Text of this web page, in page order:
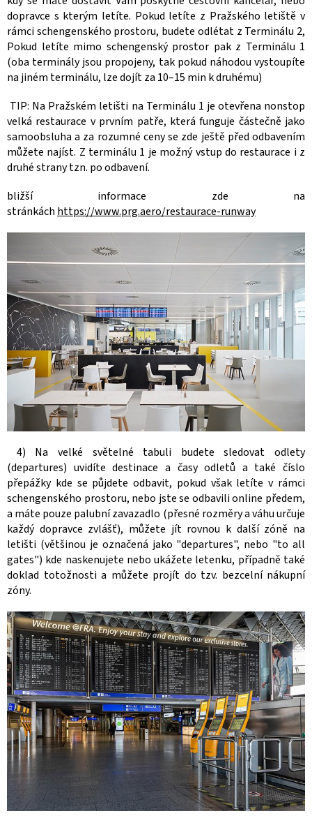
dopravce s kterým letíte. Pokud letíte z Pražského letiště v
rámci schengenského prostoru, budete odlétat z Terminálu 2,
Pokud letíte mimo schengenský prostor pak z Terminálu 1
(oba terminály jsou propojeny, tak pokud náhodou vystoupíte
na jiném terminálu, lze dojít za 10–15 min k druhému)
TIP: Na Pražském letišti na Terminálu 1 je otevřena nonstop
velká restaurace v prvním patře, která funguje částečně jako
samoobsluha a za rozumné ceny se zde ještě před odbavením
můžete najíst. Z terminálu 1 je možný vstup do restaurace i z
druhé strany tzn. po odbavení.
bližší informace zde na
stránkách https://www.prg.aero/restaurace-runway
4) Na velké světelné tabuli budete sledovat odlety
(departures) uvidíte destinace a časy odletů a také číslo
přepážky kde se půjdete odbavit, pokud však letíte v rámci
schengenského prostoru, nebo jste se odbavili online předem,
a máte pouze palubní zavazadlo (přesné rozměry a váhu určuje
každý dopravce zvlášť), můžete jít rovnou k další zóně na
letišti (většinou je označená jako "departures", nebo "to all
gates") kde naskenujete nebo ukážete letenku, případně také
doklad totožnosti a můžete projít do tzv. bezcelní nákupní
zóny.